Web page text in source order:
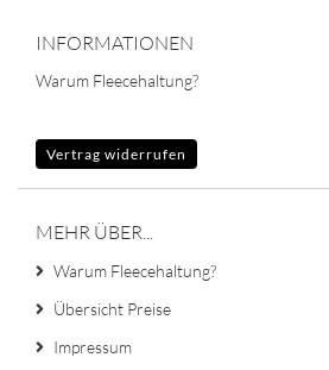
INFORMATIONEN
Warum Fleecehaltung?
Vertrag widerrufen
MEHR ÜBER...
Warum Fleecehaltung?
Übersicht Preise
Impressum